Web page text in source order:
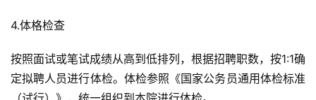
4.体格检查
按照面试或笔试成绩从高到低排列，根据招聘职数，按1:1确
定拟聘人员进行体检。体检参照《国家公务员通用体检标准